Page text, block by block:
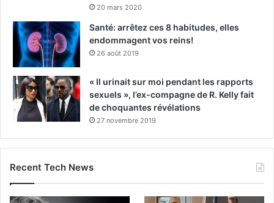
20 mars 2020
Santé: arrêtez ces 8 habitudes, elles
endommagent vos reins!
26 août 2019
« Il urinait sur moi pendant les rapports
sexuels », l’ex-compagne de R. Kelly fait
de choquantes révélations
27 novembre 2019
Recent Tech News